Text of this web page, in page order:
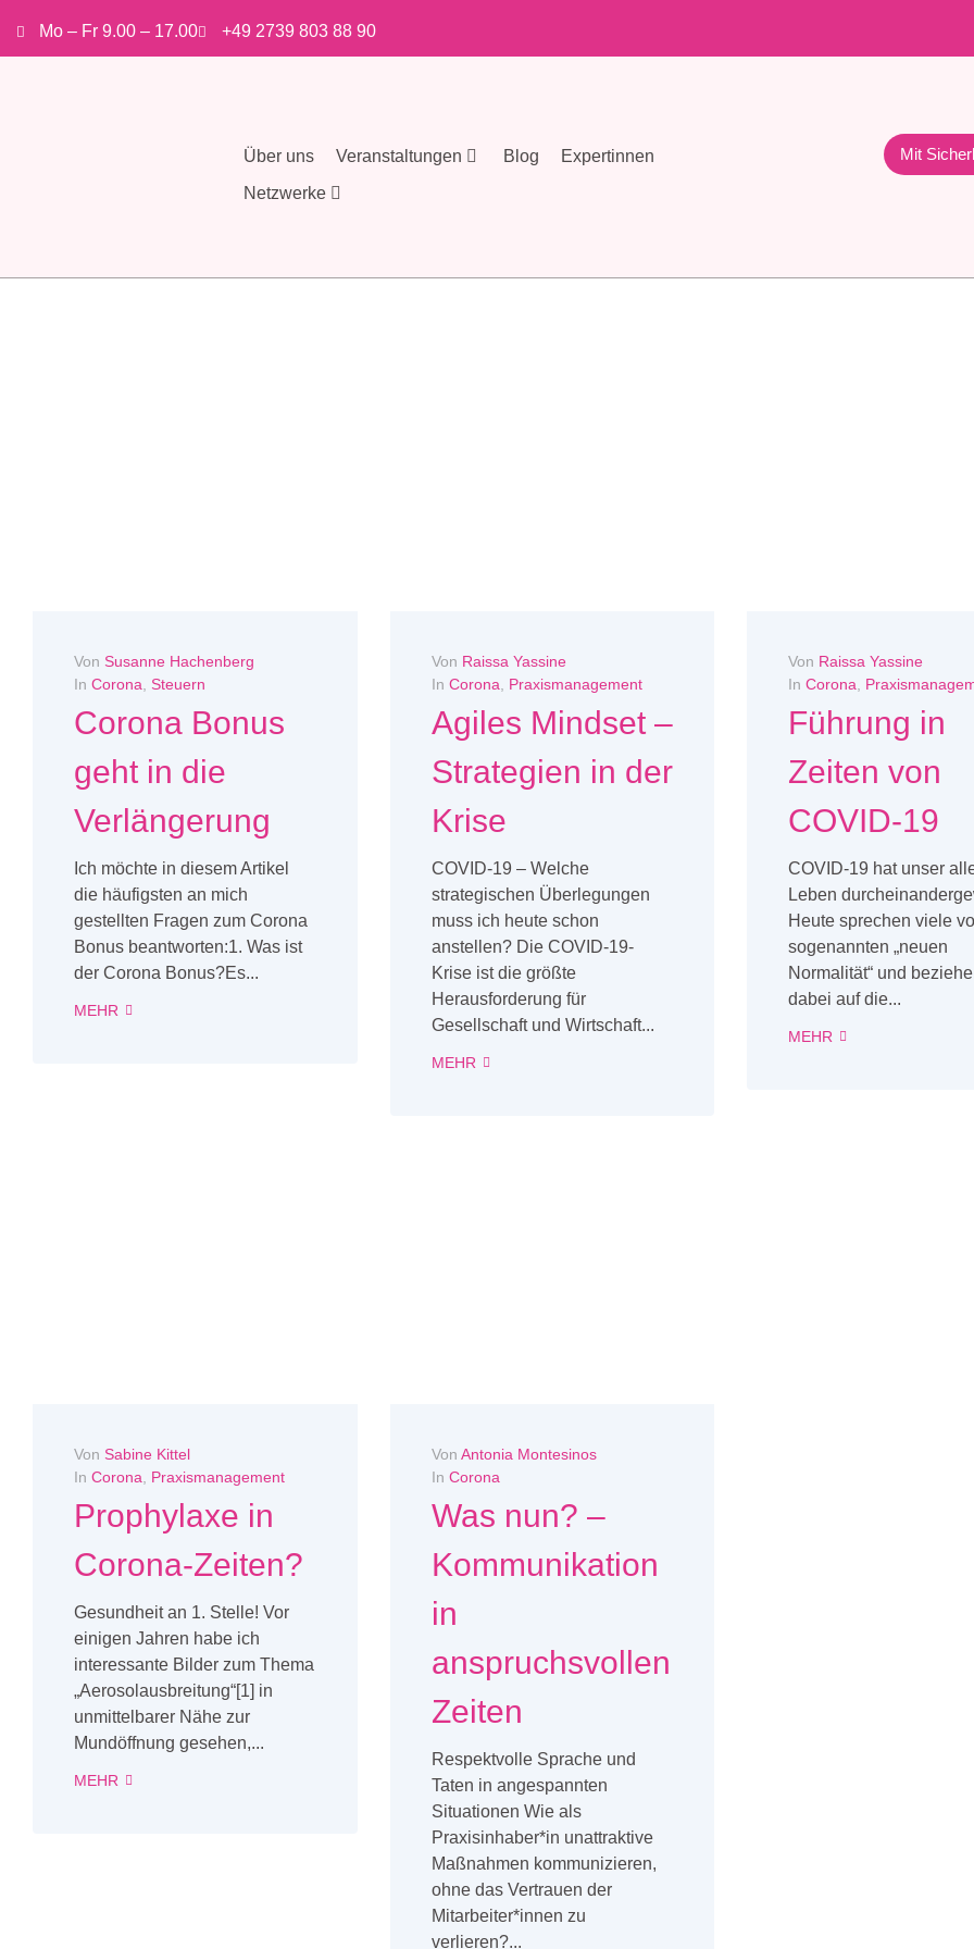
Mo – Fr 9.00 – 17.00 +49 2739 803 88 90
Über uns Veranstaltungen Blog
Expertinnen
Netzwerke
Mit
Von Susanne Hachenberg
In Corona Steuern
Corona Bonus
geht in die
Verlängerung
Ich möchte in diesem Artikel
die häufigsten an mich
gestellten Fragen zum Corona
Bonus beantworten:1. Was ist
der Corona Bonus?Es...
MEHR
Von Raissa Yassine
In Corona Praxismanagement
Agiles Mindset –
Strategien in der
Krise
COVID-19 – Welche
strategischen Überlegungen
muss ich heute schon
anstellen? Die COVID-19-
Krise ist die größte
Herausforderung für
Gesellschaft und Wirtschaft...
MEHR
Von Raissa Yassine
In Corona
Führung in
Zeiten von
COVID-19
COVID-19 hat unser
Leben
Heute sprechen viele
sogenannten „neuen
Normalität“ und
dabei auf die...
MEHR
Von Sabine Kittel
In Corona Praxismanagement
Prophylaxe in
Corona-Zeiten?
Gesundheit an 1. Stelle! Vor
einigen Jahren habe ich
interessante Bilder zum Thema
„Aerosolausbreitung“[1] in
unmittelbarer Nähe zur
Mundöffnung gesehen,...
MEHR
Von Antonia Montesinos
In Corona
Was nun? –
Kommunikation
in
anspruchsvollen
Zeiten
Respektvolle Sprache und
Taten in angespannten
Situationen Wie als
Praxisinhaber*in unattraktive
Maßnahmen kommunizieren,
ohne das Vertrauen der
Mitarbeiter*innen zu
verlieren?...